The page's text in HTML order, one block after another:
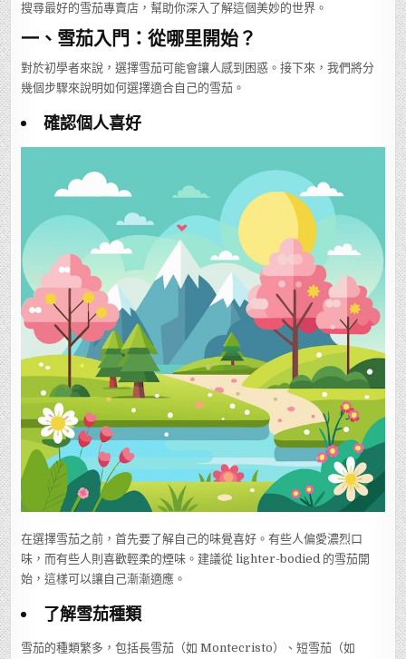
搜尋最好的雪茄專賣店，幫助你深入了解這個美妙的世界。
一、雪茄入門：從哪里開始？
對於初學者來說，選擇雪茄可能會讓人感到困惑。接下來，我們將分
幾個步驟來說明如何選擇適合自己的雪茄。
確認個人喜好
在選擇雪茄之前，首先要了解自己的味覺喜好。有些人偏愛濃烈口
味，而有些人則喜歡輕柔的煙味。建議從 lighter-bodied 的雪茄開
始，這樣可以讓自己漸漸適應。
了解雪茄種類
雪茄的種類繁多，包括長雪茄（如 Montecristo）、短雪茄（如